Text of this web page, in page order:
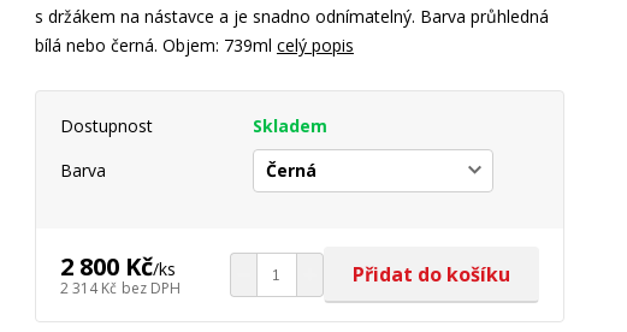
s držákem na nástavce a je snadno odnímatelný. Barva průhledná
bílá nebo černá. Objem: 739ml celý popis
Dostupnost
Skladem
Barva
2 800 Kč/ks
2 314 Kč bez DPH Přidat do košíku